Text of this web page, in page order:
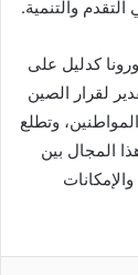
والتنمية.
كدليل على
لقرار الصين
وتطلع
المجال بين